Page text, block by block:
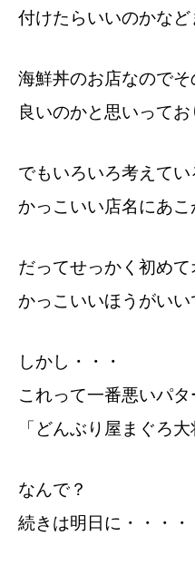
付けたらいいのかな
海鮮丼のお店なので
良いのかと思いってお
でもいろいろ考えてい
かっこいい店名にあ
だってせっかく初め
かっこいいほうがいい
しかし・・・
これって一番悪いパ
「どんぶり屋まぐろ
なんで？
続きは明日に・・・・